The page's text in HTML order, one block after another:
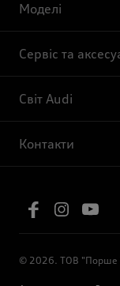
Моделі
Сервіс та
Світ Audi
Контакти
© 2026. ТОВ "Порше